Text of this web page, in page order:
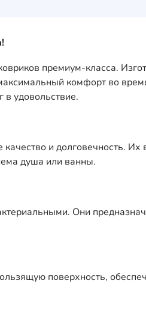
премиум-класса.
комфорт во
удовольствие.
и долговечность. Их
душа или ванны.
Они
поверхность,